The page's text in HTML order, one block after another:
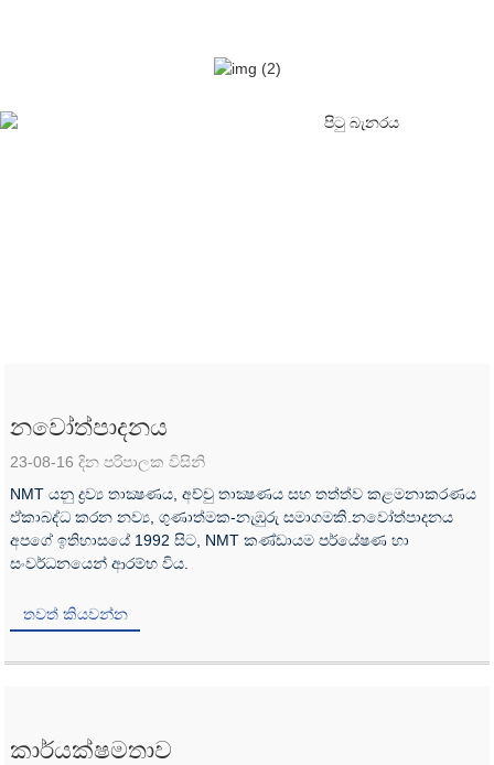
නවෝත්පාදනය
23-08-16 දින පරිපාලක විසිනි
NMT යනු ද්‍රව්‍ය තාක්‍ෂණය, අච්චු තාක්‍ෂණය සහ තත්ත්ව කළමනාකරණය
ඒකාබද්ධ කරන නව්‍ය, ගුණාත්මක-නැඹුරු සමාගමකි.නවෝත්පාදනය
අපගේ ඉතිහාසයේ 1992 සිට, NMT කණ්ඩායම පර්යේෂණ හා
සංවර්ධනයෙන් ආරම්භ විය.
තවත් කියවන්න
කාර්යක්ෂමතාව